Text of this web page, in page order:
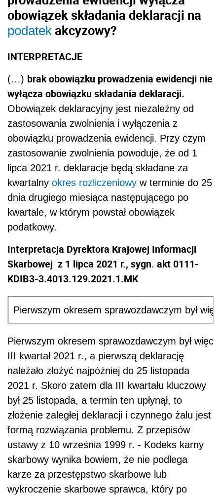
obowiązek składania deklaracji na
podatek akcyzowy?
INTERPRETACJE
(…) brak obowiązku prowadzenia ewidencji nie
wyłącza obowiązku składania deklaracji.
Obowiązek deklaracyjny jest niezależny od
zastosowania zwolnienia i wyłączenia z
obowiązku prowadzenia ewidencji. Przy czym
zastosowanie zwolnienia powoduje, że od 1
lipca 2021 r. deklaracje będą składane za
kwartalny okres rozliczeniowy w terminie do 25
dnia drugiego miesiąca następującego po
kwartale, w którym powstał obowiązek
podatkowy.
Interpretacja Dyrektora Krajowej Informacji
Skarbowej z 1 lipca 2021 r., sygn. akt 0111-
KDIB3-3.4013.129.2021.1.MK
Pierwszym okresem sprawozdawczym był
Pierwszym okresem sprawozdawczym był więc
III kwartał 2021 r., a pierwszą deklarację
należało złożyć najpóźniej do 25 listopada
2021 r. Skoro zatem dla III kwartału kluczowy
był 25 listopada, a termin ten upłynął, to
złożenie zaległej deklaracji i czynnego żalu jest
formą rozwiązania problemu. Z przepisów
ustawy z 10 września 1999 r. - Kodeks karny
skarbowy wynika bowiem, że nie podlega
karze za przestępstwo skarbowe lub
wykroczenie skarbowe sprawca, który po